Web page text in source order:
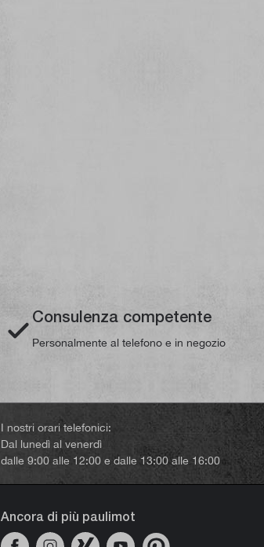
Consulenza competente
Personalmente al telefono e in negozio
I nostri orari telefonici:
Dal lunedì al venerdì
dalle 9:00 alle 12:00 e dalle 13:00 alle 16:00
Ancora di più paulimot